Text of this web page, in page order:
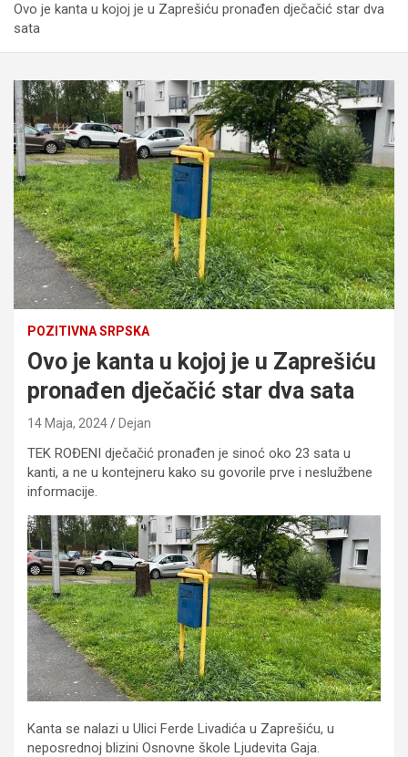
Ovo je kanta u kojoj je u Zaprešiću pronađen dječačić star dva
sata
POZITIVNA SRPSKA
Ovo je kanta u kojoj je u Zaprešiću
pronađen dječačić star dva sata
14 Maja, 2024 Dejan
TEK ROĐENI dječačić pronađen je sinoć oko 23 sata u
kanti, a ne u kontejneru kako su govorile prve i neslužbene
informacije.
Kanta se nalazi u Ulici Ferde Livadića u Zaprešiću, u
neposrednoj blizini Osnovne škole Ljudevita Gaja.